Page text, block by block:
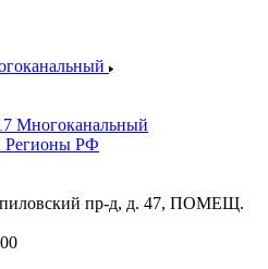
Многоканальный
Регионы РФ
пр-д, д. 47, ПОМЕЩ.